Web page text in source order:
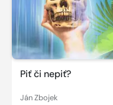
Piť či nepiť?
Ján Zbojek